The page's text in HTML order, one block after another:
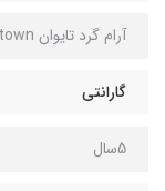
آرام گرد تایوان young town (خورشیدی)
گارانتی
5سال